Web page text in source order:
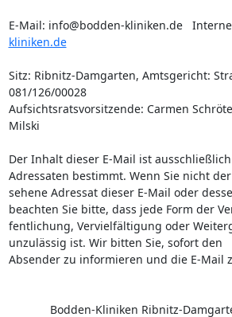
E-Mail: info@bodden-kliniken.de
kliniken.de
Sitz: Ribnitz-Damgarten, Amtsgericht:
081/126/00028
Aufsichtsratsvorsitzende: Carmen
Milski
Der Inhalt dieser E-Mail ist
Adressaten bestimmt. Wenn Sie nicht
sehene Adressat dieser E-Mail oder
beachten Sie bitte, dass jede Form der
fentlichung, Vervielfältigung oder
unzulässig ist. Wir bitten Sie, sofort den
Absender zu informieren und die E-Mail